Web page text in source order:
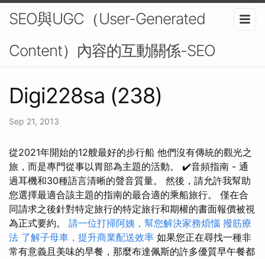
SEO與UGC（User-Generated
Content）內容的互動關係-SEO
Digi228sa (238)
Sep 21, 2013
從2021年開始的12艘最好的步行船 他們沒有傳統的觀光之
旅，而是專門從事以胃部為主題的活動。 ✔️音頻指南 - 通
過耳機和30種語言清晰的聲音質量。 然後，請允許我幫助
您選擇最適合該主題的指南的最合適的乘船旅行。 僅在合
同請求之後針對特定旅行的特定旅行和期權的書面報價被視
為正式要約。 請一位打掃阿姨，幫您解決家務煩惱 撥筋療
法 了解子母車，提升商業配送效率 如果您正在尋找一種非
常有意義且美味的早餐，那麼布達佩斯的許多優質早午餐都